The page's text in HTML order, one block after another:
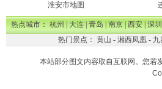
淮安市地图
热点城市：杭州|大连|青岛|南京|西安|深圳
热门景点： 黄山 - 湘西凤凰- 九
本站部分图文内容取自互联网。您若